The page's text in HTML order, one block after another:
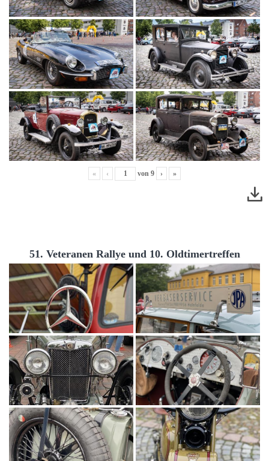
« ‹ von 9 › »
51. Veteranen Rallye und 10. Oldtimertreffen